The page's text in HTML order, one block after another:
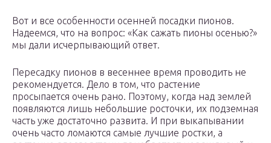
Вот и все особенности осенней посадки пионов.
Надеемся, что на вопрос: «Как сажать пионы осенью?»
мы дали исчерпывающий ответ.
Пересадку пионов в весеннее время проводить не
рекомендуется. Дело в том, что растение
просыпается очень рано. Поэтому, когда над землей
появляются лишь небольшие росточки, их подземная
часть уже достаточно развита. И при выкапывании
очень часто ломаются самые лучшие ростки, а